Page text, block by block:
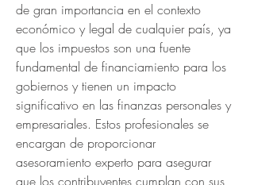
de gran importancia en el contexto
económico y legal de cualquier país, ya
que los impuestos son una fuente
fundamental de financiamiento para los
gobiernos y tienen un impacto
significativo en las finanzas personales y
empresariales. Estos profesionales se
encargan de proporcionar
asesoramiento experto para asegurar
que los contribuyentes cumplan con sus